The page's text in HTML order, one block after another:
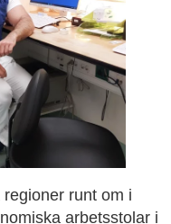
runt om i
arbetsstolar i